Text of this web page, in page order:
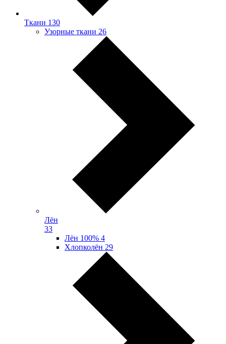
Ткани 130
Узорные ткани 26
Лён
33
Лён 100% 4
Хлопколён 29